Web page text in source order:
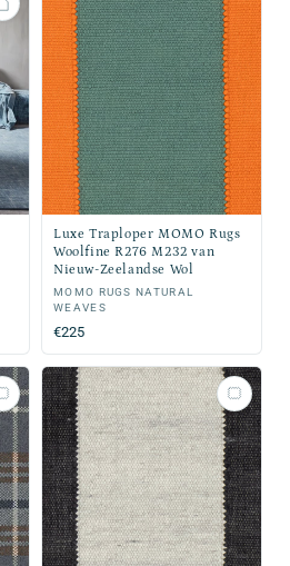
Luxe Traploper MOMO Rugs
Woolfine R276 M232 van
Nieuw-Zeelandse Wol
Verkoper:
MOMO RUGS NATURAL
WEAVES
Normale
prijs
€225